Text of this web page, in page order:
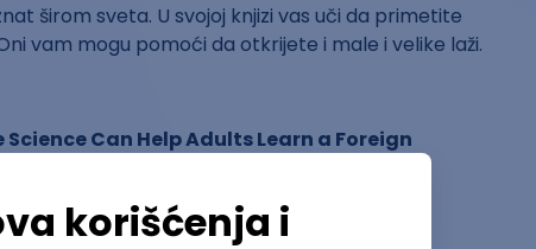
širom sveta. U svojoj knjizi vas uči da primetite
vam mogu pomoći da otkrijete i male i velike laži.
Can Help Adults Learn a Foreign
J. Kreuz
su stekli sva svoja naučna iskustva kako bi